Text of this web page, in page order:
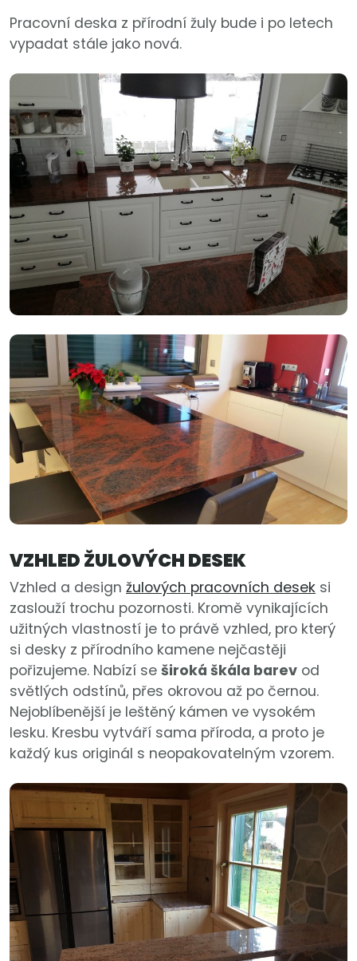
Pracovní deska z přírodní žuly bude i po letech
vypadat stále jako nová.
VZHLED ŽULOVÝCH DESEK
Vzhled a design žulových pracovních desek si
zaslouží trochu pozornosti. Kromě vynikajících
užitných vlastností je to právě vzhled, pro který
si desky z přírodního kamene nejčastěji
pořizujeme. Nabízí se široká škála barev od
světlých odstínů, přes okrovou až po černou.
Nejoblíbenější je leštěný kámen ve vysokém
lesku. Kresbu vytváří sama příroda, a proto je
každý kus originál s neopakovatelným vzorem.